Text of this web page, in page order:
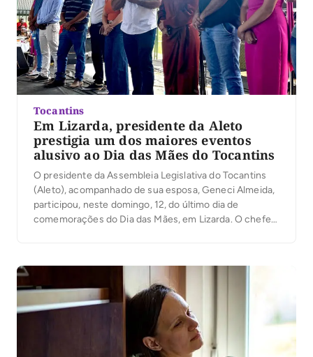
Tocantins
Em Lizarda, presidente da Aleto
prestigia um dos maiores eventos
alusivo ao Dia das Mães do Tocantins
O presidente da Assembleia Legislativa do Tocantins
(Aleto), acompanhado de sua esposa, Geneci Almeida,
participou, neste domingo, 12, do último dia de
comemorações do Dia das Mães, em Lizarda. O chefe
cidade, organizado pela Prefeitura Municipal, incluindo
apresentações culturais, […]